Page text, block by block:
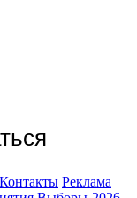
Контакты Реклама